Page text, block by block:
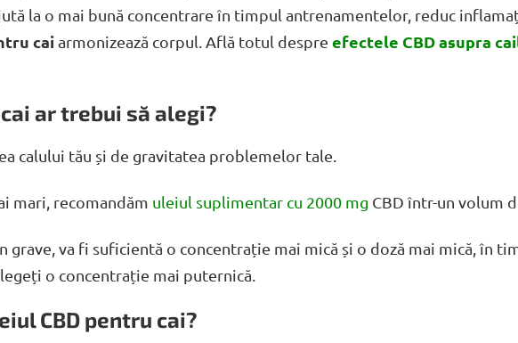
la o mai bună concentrare în timpul antrenamentelor, reduc
caiarmonizează corpul. Află totul despre efectele CBD asupra
ar trebui să alegi?
calului tău și de gravitatea problemelor tale.
mari, recomandăm uleiul suplimentar cu 2000 mg CBD într-un volum
va fi suficientă o concentrație mai mică și o doză mai mică, în
o concentrație mai puternică.
CBD pentru cai?